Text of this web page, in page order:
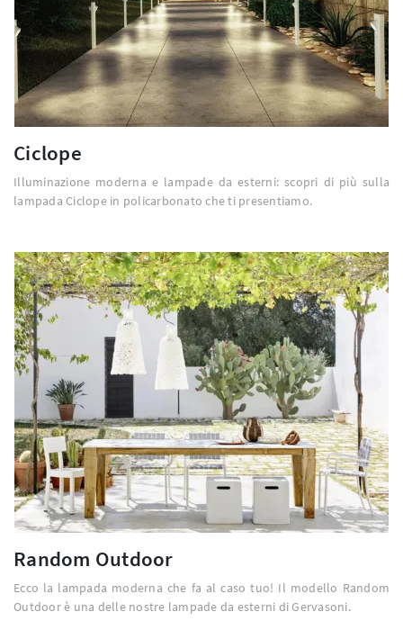
Ciclope
Illuminazione moderna e lampade da esterni: scopri di più sulla
lampada Ciclope in policarbonato che ti presentiamo.
Random Outdoor
Ecco la lampada moderna che fa al caso tuo! Il modello Random
Outdoor è una delle nostre lampade da esterni di Gervasoni.